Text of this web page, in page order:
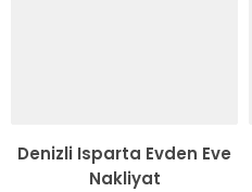
Denizli Isparta Evden Eve
Nakliyat